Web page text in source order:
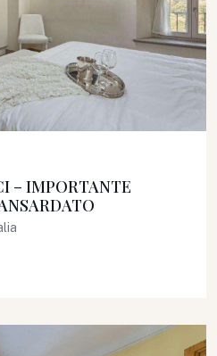
– IMPORTANTE